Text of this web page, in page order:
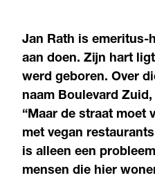
Jan Rath is emeritus-
aan doen. Zijn hart
werd geboren. Over
naam Boulevard
“Maar de straat moet
met vegan
is alleen een
mensen die hier